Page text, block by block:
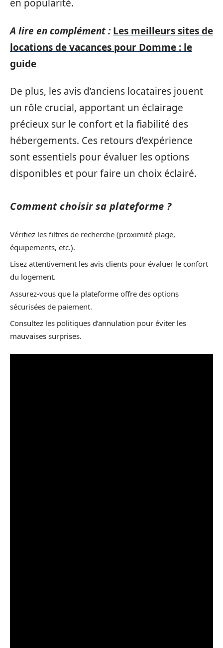
en popularité.
A lire en complément : Les meilleurs sites de
locations de vacances pour Domme : le
guide
De plus, les avis d’anciens locataires jouent
un rôle crucial, apportant un éclairage
précieux sur le confort et la fiabilité des
hébergements. Ces retours d’expérience
sont essentiels pour évaluer les options
disponibles et pour faire un choix éclairé.
Comment choisir sa plateforme ?
Vérifiez les filtres de recherche (proximité plage,
équipements, etc.).
Lisez attentivement les avis clients pour évaluer le confort
du logement.
Assurez-vous que la plateforme offre des options
sécurisées de paiement.
Consultez les politiques d’annulation pour éviter les
mauvaises surprises.